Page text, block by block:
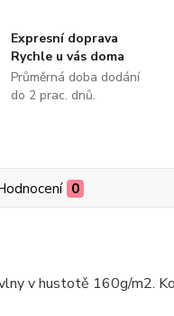
Expresní doprava
Rychle u vás doma
Průměrná doba dodání
do 2 prac. dnů.
0
v hustotě 160g/m2.